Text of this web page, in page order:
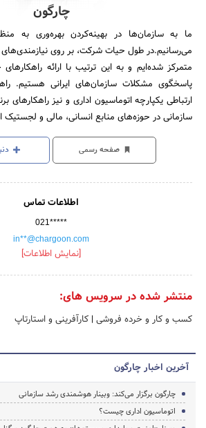
چارگون
ما به سازمان‌ها در بهینه‌کردن بهره‌وری به
می‌رسانیم.در طول حیات شرکت، بر روی نیازمندی‌های
متمرکز شده‌ایم و به این ترتیب با ارائه
پاسخگوی مشکلات سازمان‌های ایرانی هستیم.
ارتباطی یکپارچه اتوماسیون اداری و نیز راهکارهای
سازمانی در حوزه‌های منابع انسانی، مالی و
صفحه رسمی
اطلاعات تماس
021*****
in**@chargoon.com
[نمایش اطلاعات]
منتشر شده در سرویس های:
کسب و کار و خرده فروشی | کارآفرینی و استارتاپ
آخرین اخبار چارگون
چارگون برگزار می‌کند: وبینار هوشمندی رشد سازمانی
اتوماسیون اداری چیست؟